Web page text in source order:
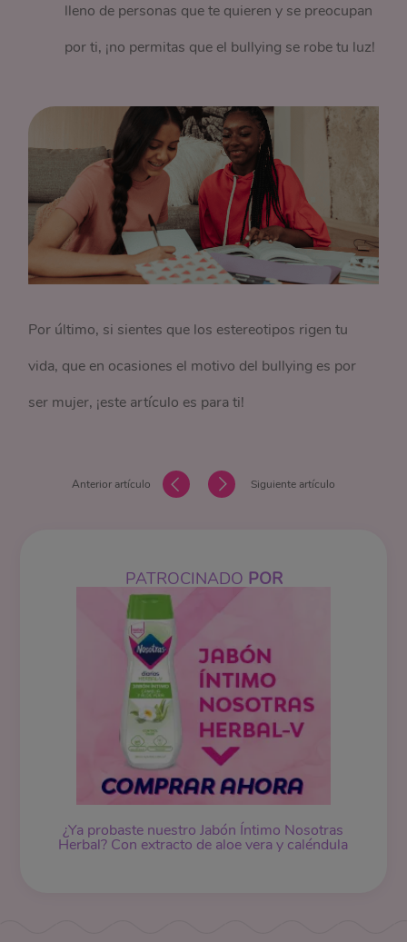
lleno de personas que te quieren y se preocupan
por ti, ¡no permitas que el bullying se robe tu luz!
Por último, si sientes que los estereotipos rigen tu
vida, que en ocasiones el motivo del bullying es por
ser mujer, ¡este artículo es para ti!
Anterior artículo Siguiente artículo
PATROCINADO POR
¿Ya probaste nuestro Jabón Íntimo Nosotras
Herbal? Con extracto de aloe vera y caléndula